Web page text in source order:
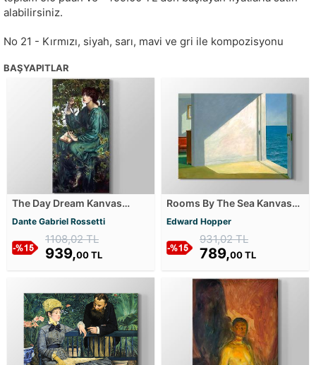
alabilirsiniz.
No 21 - Kırmızı, siyah, sarı, mavi ve gri ile kompozisyonu
BAŞYAPITLAR
The Day Dream Kanvas
Dante Gabriel Rossetti
1108,02 TL
939,00 TL
Rooms By The Sea Kanvas
Edward Hopper
931,02 TL
789,00 TL